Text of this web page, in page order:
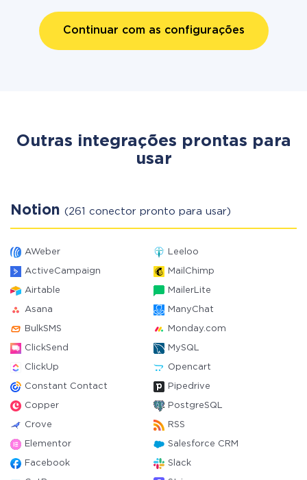
Continuar com as configurações
Outras integrações prontas para
usar
Notion (261 conector pronto para usar)
AWeber Leeloo
ActiveCampaign MailChimp
Airtable MailerLite
Asana ManyChat
BulkSMS Monday.com
ClickSend MySQL
ClickUp Opencart
Constant Contact Pipedrive
Copper PostgreSQL
Crove RSS
Elementor Salesforce CRM
Facebook Slack